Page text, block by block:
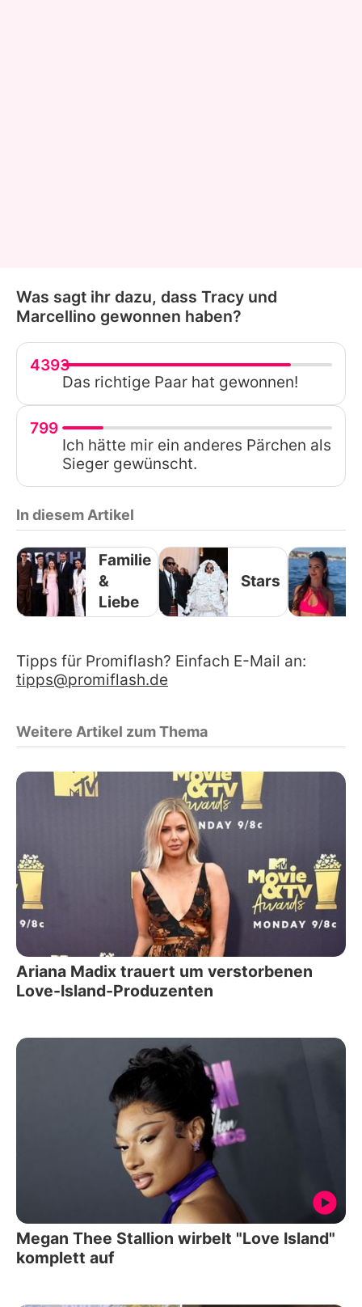
Was sagt ihr dazu, dass Tracy und
Marcellino gewonnen haben?
4393
Das richtige Paar hat gewonnen!
799
Ich hätte mir ein anderes Pärchen als
Sieger gewünscht.
In diesem Artikel
Familie
&
Liebe
Stars
Tipps für Promiflash? Einfach E-Mail an:
tipps@promiflash.de
Weitere Artikel zum Thema
Ariana Madix trauert um verstorbenen
Love-Island-Produzenten
Megan Thee Stallion wirbelt "Love Island"
komplett auf